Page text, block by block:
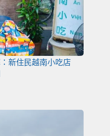
新住民越南小吃店